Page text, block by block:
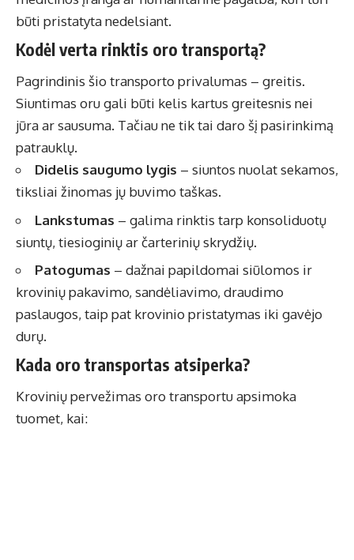
būti pristatyta nedelsiant.
Kodėl verta rinktis oro transportą?
Pagrindinis šio transporto privalumas – greitis.
Siuntimas oru gali būti kelis kartus greitesnis nei
jūra ar sausuma. Tačiau ne tik tai daro šį pasirinkimą
patrauklų.
Didelis saugumo lygis – siuntos nuolat sekamos,
tiksliai žinomas jų buvimo taškas.
Lankstumas – galima rinktis tarp konsoliduotų
siuntų, tiesioginių ar čarterinių skrydžių.
Patogumas – dažnai papildomai siūlomos ir
krovinių pakavimo, sandėliavimo, draudimo
paslaugos, taip pat krovinio pristatymas iki gavėjo
durų.
Kada oro transportas atsiperka?
Krovinių pervežimas oro transportuapsimoka
tuomet, kai: